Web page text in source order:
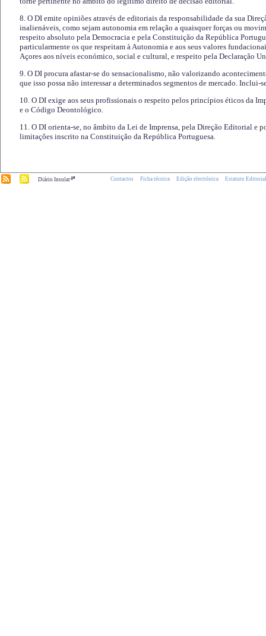
8. O DI emite opiniões através de editoriais da responsabilidade da sua
inalienáveis, como sejam autonomia em relação a quaisquer forças ou
respeito absoluto pela Democracia e pela Constituição da República
particularmente os que respeitam à Autonomia e aos seus valores
Açores aos níveis económico, social e cultural, e respeito pela Declaração
9. O DI procura afastar-se do sensacionalismo, não valorizando
que isso possa não interessar a determinados segmentos de mercado.
10. O DI exige aos seus profissionais o respeito pelos princípios éticos da
e o Código Deontológico.
11. O DI orienta-se, no âmbito da Lei de Imprensa, pela Direção Editorial e
limitações inscrito na Constituição da República Portuguesa.
Diário Insular.pt Contactos Ficha técnica Edição electrónica Estatuto Editorial